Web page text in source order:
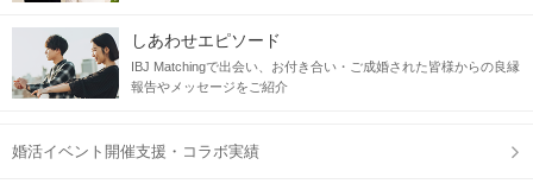
しあわせエピソード
IBJ Matchingで出会い、お付き合い・ご成婚された皆様からの良縁
報告やメッセージをご紹介
婚活イベント開催支援・コラボ実績